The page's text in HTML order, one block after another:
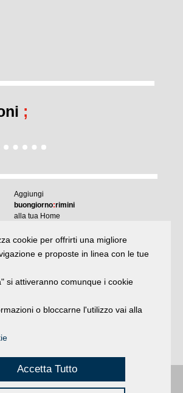
;
Aggiungi
buongiorno:rimini
alla tua Home
Articoli il meglio di buongiornoRimini
Argomenti:la storia delle notizie
cookie per offrirti una migliore
e proposte in linea con le tue
si attiveranno comunque i cookie
o bloccarne l'utilizzo vai alla
Accetta Tutto